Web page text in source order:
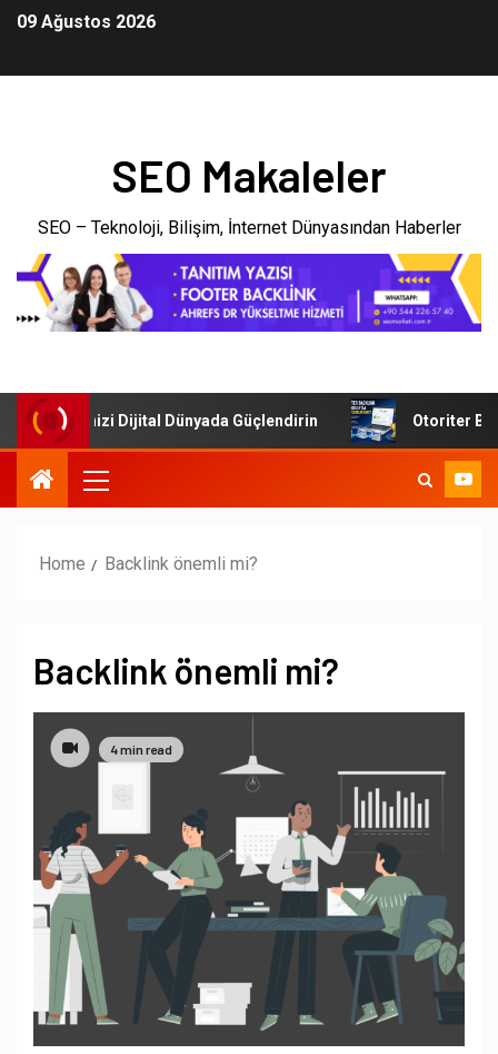
09 Ağustos 2026
SEO Makaleler
SEO – Teknoloji, Bilişim, İnternet Dünyasından Haberler
İşletmenizi Dijital Dünyada Güçlendirin Otoriter
Home Backlink önemli mi?
Backlink önemli mi?
4 min read